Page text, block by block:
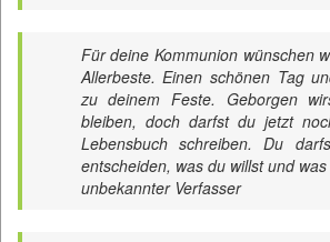
Für deine Kommunion wünschen
Allerbeste. Einen schönen Tag
zu deinem Feste. Geborgen
bleiben, doch darfst du jetzt
Lebensbuch schreiben. Du
entscheiden, was du willst und
unbekannter Verfasser